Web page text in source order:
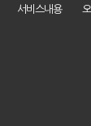
서비스내용